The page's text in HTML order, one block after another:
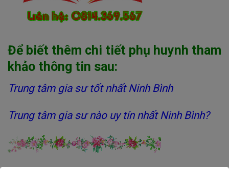
Để biết thêm chi tiết phụ huynh tham
khảo thông tin sau:
Trung tâm gia sư tốt nhất Ninh Bình
Trung tâm gia sư nào uy tín nhất Ninh Bình?